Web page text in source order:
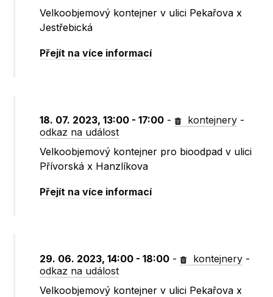
Velkoobjemový kontejner v ulici Pekařova x
Jestřebická
Přejít na více informací
18. 07. 2023, 13:00 - 17:00 - kontejnery -
odkaz na událost
Velkoobjemový kontejner pro bioodpad v ulici
Přívorská x Hanzlíkova
Přejít na více informací
29. 06. 2023, 14:00 - 18:00 - kontejnery -
odkaz na událost
Velkoobjemový kontejner v ulici Pekařova x